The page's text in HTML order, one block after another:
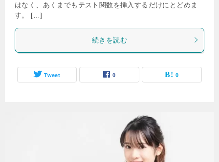
はなく、あくまでもテスト関数を挿入するだけにとどめま
す。 […]
続きを読む
Tweet 0 0